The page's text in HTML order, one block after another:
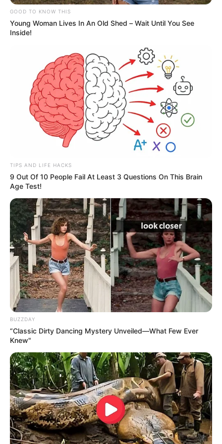
COMPARTIR
TEMAS RELACIONADOS
FRONTERA COLOMBO VENEZOLANA
MIGRANTES
MIGRANTES VENEZOLANOS
MANTÉNGASE EN ALERTA
interesan. Para estar bien informado, por
ACTIVAR AHORA
TEMAS DESTACADOS
CATATUMBO
PUENTE INTERNACIONAL SIMÓN BOLÍVAR
NOTICIAS NORTE DE SANTANDER
ÁREA METROPOLITANA DE CÚCUTA
OCAÑA
NARCOTRÁFICO
ELN
GOOD TO KNOW THIS
Young Woman Lives In An Old Shed – Wait Until You See
Inside!
TIPS AND LIFE HACKS
9 Out Of 10 People Fail At Least 3 Questions On This Brain
Age Test!
BUZZDAY
“Classic Dirty Dancing Mystery Unveiled—What Few Ever
Knew"